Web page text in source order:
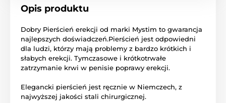
Opis produktu
Dobry Pierścień erekcji od marki Mystim to gwarancja
najlepszych doświadczeń.Pierścień jest odpowiedni
dla ludzi, którzy mają problemy z bardzo krótkich i
słabych erekcji. Tymczasowe i krótkotrwałe
zatrzymanie krwi w penisie poprawy erekcji.
Elegancki pierścień jest ręcznie w Niemczech, z
najwyższej jakości stali chirurgicznej.